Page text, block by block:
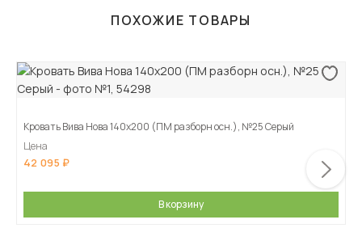
ПОХОЖИЕ ТОВАРЫ
Кровать Вива Нова 140х200 (ПМ разборн осн.), №25 Серый
Цена
42 095
В корзину